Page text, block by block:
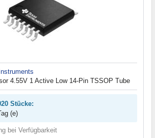
4.55V 1 Active Low 14-Pin TSSOP Tube
Stücke:
(e)
bei Verfügbarkeit